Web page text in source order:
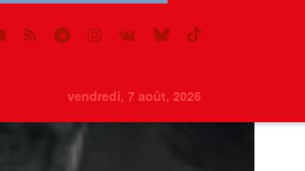
vendredi, 7 août, 2026